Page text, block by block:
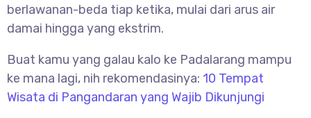
berlawanan-beda tiap ketika, mulai dari arus air
damai hingga yang ekstrim.
Buat kamu yang galau kalo ke Padalarang mampu
ke mana lagi, nih rekomendasinya: 10 Tempat
Wisata di Pangandaran yang Wajib Dikunjungi